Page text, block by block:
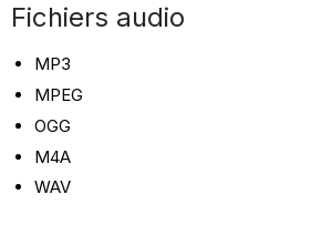
Fichiers audio
MP3
MPEG
OGG
M4A
WAV